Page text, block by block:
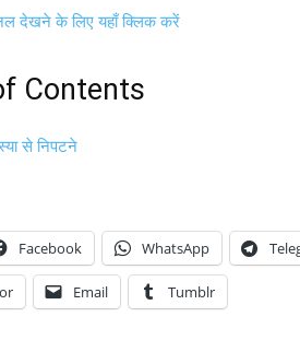
देखने के लिए यहाँ क्लिक करें
Contents
से निपटने
Facebook WhatsApp
Email Tumblr